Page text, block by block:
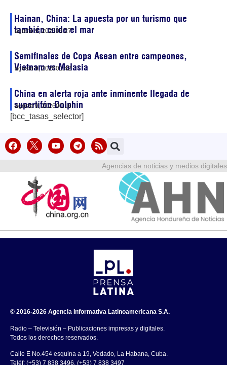
Hainan, China: La apuesta por un turismo que
también cuide el mar
agosto 9, 202603:27
Semifinales de Copa Asean entre campeones,
Vietnam vs Malasia
agosto 9, 202601:42
China en alerta roja ante inminente llegada de
supertifón Dolphin
agosto 9, 202600:16
[bcc_tasas_selector]
Agencias de noticias y medios digitales
© 2016-2026 Agencia Informativa Latinoamericana S.A.
Radio – Televisión – Publicaciones impresas y digitales.
Todos los derechos reservados.
Calle E No.454 esquina a 19, Vedado, La Habana, Cuba.
Teléf: (+53) 7 838 3496, (+53) 7 838 3497